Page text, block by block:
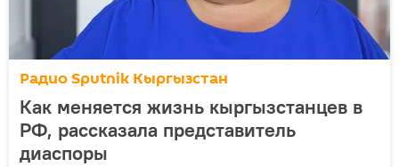
Радио Sputnik Кыргызстан
Как меняется жизнь кыргызстанцев в
РФ, рассказала представитель
диаспоры